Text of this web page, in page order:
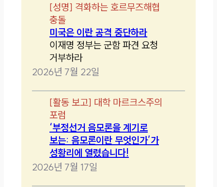
[성명] 격화하는 호르무즈해협
충돌
미국은 이란 공격 중단하라
이재명 정부는 군함 파견 요청
거부하라
2026년 7월 22일
[활동 보고] 대학 마르크스주의
포럼
‘부정선거 음모론을 계기로
보는: 음모론이란 무엇인가’가
성황리에 열렸습니다!
2026년 7월 17일